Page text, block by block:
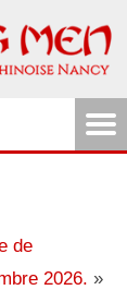
de
2026. »